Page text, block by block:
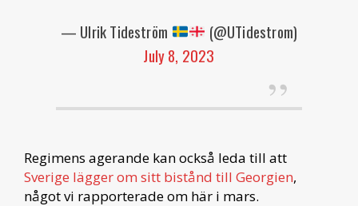
— Ulrik Tideström
(@UTidestrom)
July 8, 2023
Regimens agerande kan också leda till att
Sverige lägger om sitt bistånd till Georgien,
något vi rapporterade om här i mars.